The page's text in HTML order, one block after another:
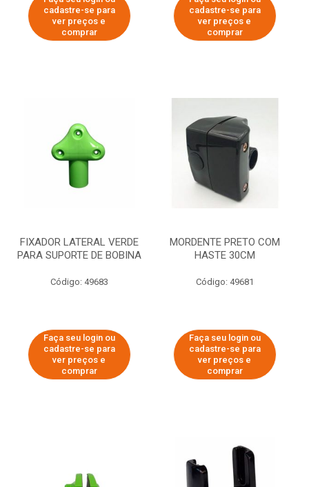
cadastre-se para
ver preços e
comprar
cadastre-se para
ver preços e
comprar
FIXADOR LATERAL VERDE
PARA SUPORTE DE BOBINA
Código: 49683
Faça seu login ou
cadastre-se para
ver preços e
comprar
MORDENTE PRETO COM
HASTE 30CM
Código: 49681
Faça seu login ou
cadastre-se para
ver preços e
comprar